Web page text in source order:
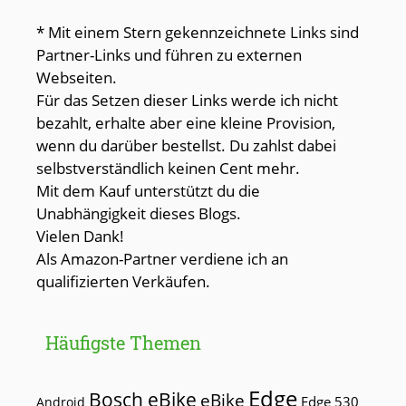
* Mit einem Stern gekennzeichnete Links sind
Partner-Links und führen zu externen
Webseiten.
Für das Setzen dieser Links werde ich nicht
bezahlt, erhalte aber eine kleine Provision,
wenn du darüber bestellst. Du zahlst dabei
selbstverständlich keinen Cent mehr.
Mit dem Kauf unterstützt du die
Unabhängigkeit dieses Blogs.
Vielen Dank!
Als Amazon-Partner verdiene ich an
qualifizierten Verkäufen.
Häufigste Themen
Android Bosch eBike eBike Edge Edge 530